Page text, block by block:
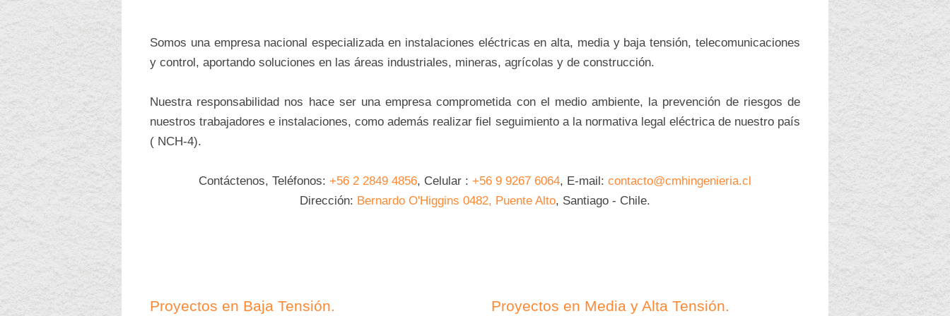
Somos una empresa nacional especializada en instalaciones eléctricas en alta, media y baja tensión, telecomunicaciones
y control, aportando soluciones en las áreas industriales, mineras, agrícolas y de construcción.
Nuestra responsabilidad nos hace ser una empresa comprometida con el medio ambiente, la prevención de riesgos de
nuestros trabajadores e instalaciones, como además realizar fiel seguimiento a la normativa legal eléctrica de nuestro país
( NCH-4).
Contáctenos, Teléfonos: +56 2 2849 4856, Celular : +56 9 9267 6064, E-mail: contacto@cmhingenieria.cl
Dirección: Bernardo O'Higgins 0482, Puente Alto, Santiago - Chile.
Proyectos en Baja Tensión. Proyectos en Media y Alta Tensión.